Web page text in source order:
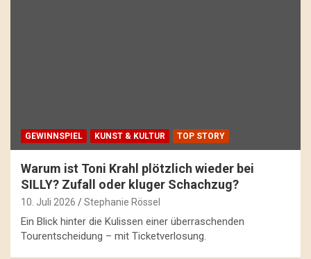
GEWINNSPIEL KUNST & KULTUR TOP STORY
Warum ist Toni Krahl plötzlich wieder bei
SILLY? Zufall oder kluger Schachzug?
10. Juli 2026 Stephanie Rössel
Ein Blick hinter die Kulissen einer überraschenden
Tourentscheidung – mit Ticketverlosung.